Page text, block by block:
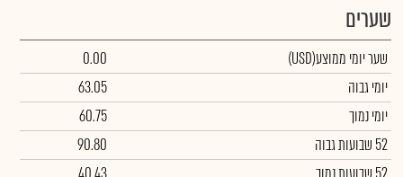
שערים
שער יומי ממוצע(USD)
0.00
יומי גבוה
63.05
יומי נמוך
60.75
52 שבועות גבוה
90.80